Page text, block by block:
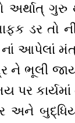
ગુરુ
ડર તો
આપેલાં
ને ભૂલી
કાર્યમાં